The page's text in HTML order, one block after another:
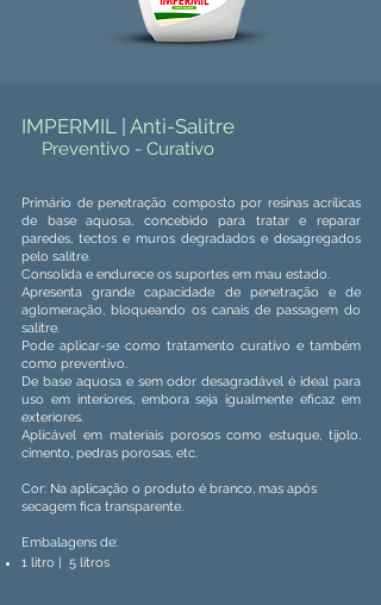
IMPERMIL | Anti-Salitre
Preventivo - Curativo
Primário de penetração composto por resinas acrílicas
de base aquosa, concebido para tratar e reparar
paredes, tectos e muros degradados e desagregados
pelo salitre.
Consolida e endurece os suportes em mau estado.
Apresenta grande capacidade de penetração e de
aglomeração, bloqueando os canais de passagem do
salitre.
Pode aplicar-se como tratamento curativo e também
como preventivo.
De base aquosa e sem odor desagradável é ideal para
uso em interiores, embora seja igualmente eficaz em
exteriores.
Aplicável em materiais porosos como estuque, tijolo,
cimento, pedras porosas, etc.
Cor: Na aplicação o produto é branco, mas após
secagem fica transparente.
Embalagens de:
1 litro | 5 litros